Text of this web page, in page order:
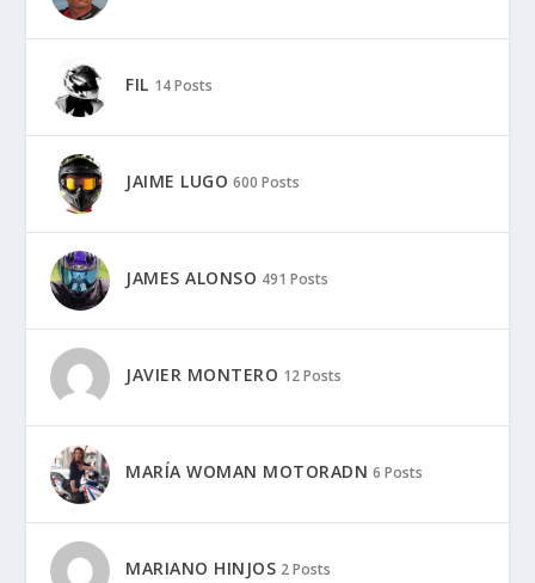
FIL 14 Posts
JAIME LUGO 600 Posts
JAMES ALONSO 491 Posts
JAVIER MONTERO 12 Posts
MARÍA WOMAN MOTORADN 6 Posts
MARIANO HINJOS 2 Posts